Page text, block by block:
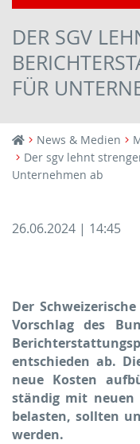
DER SGV
FÜR
News & Medien
Der sgv lehnt
Unternehmen ab
26.06.2024 | 14:45
Der
Vorschlag des
entschieden ab.
neue Kosten
ständig mit neuen
belasten, sollten
werden.